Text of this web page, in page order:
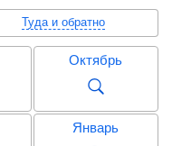
Туда и обратно
Октябрь
Январь